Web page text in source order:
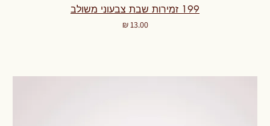
199 זמירות שבת צבעוני משולב
מחיר‏13.00 ‏₪